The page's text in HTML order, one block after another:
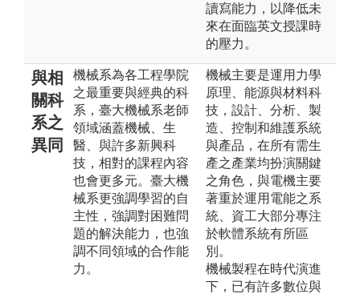
讀寫能力，以降低未
來在面臨英文授課時
的壓力。
與相
關科
系之
異同
機械系為各工程學院
之最重要與經典的科
系，臺大機械系老師
領域涵蓋機械、生
醫、與許多新興科
技，相對的課程內容
也會更多元。臺大機
械系更強調學習的自
主性，強調對困難問
題的解決能力，也強
調不同領域的合作能
力。
機械主要是運用力學
原理、能源與材料科
技，設計、分析、製
造、控制和維護系統
與產品，在所有需生
產之產業均扮演關鍵
之角色，與電機主要
著重於運用電能之系
統、資工大部分專注
於軟體系統有所區
別。
機械製程在時代演進
下，已有許多數位與